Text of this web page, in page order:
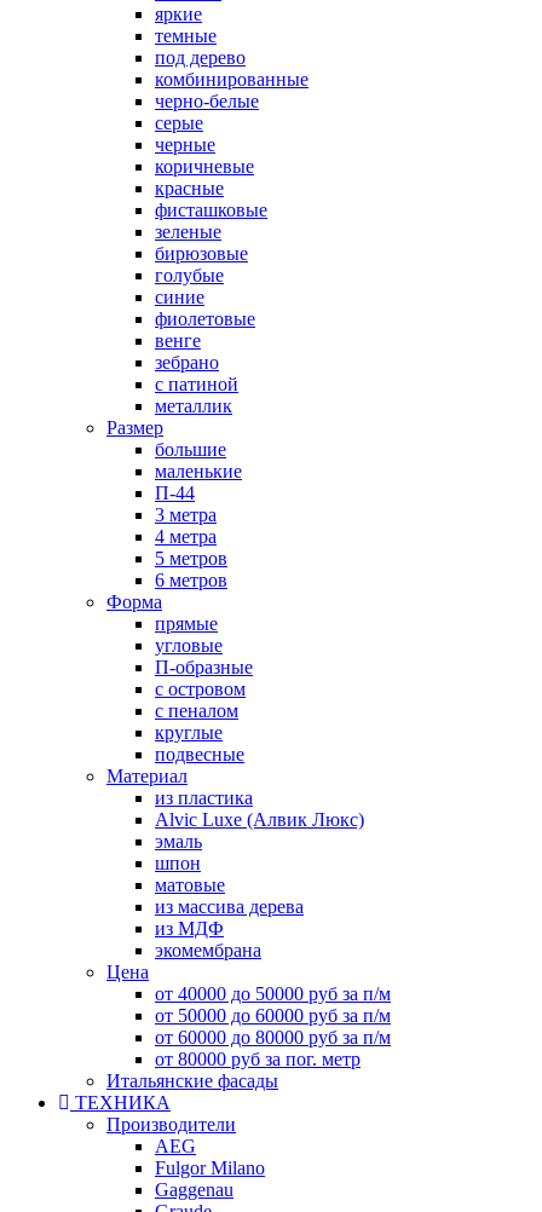
яркие
темные
под дерево
комбинированные
черно-белые
серые
черные
коричневые
красные
фисташковые
зеленые
бирюзовые
голубые
синие
фиолетовые
венге
зебрано
с патиной
металлик
Размер
большие
маленькие
П-44
3 метра
4 метра
5 метров
6 метров
Форма
прямые
угловые
П-образные
с островом
с пеналом
круглые
подвесные
Материал
из пластика
Alvic Luxe (Алвик Люкс)
эмаль
шпон
матовые
из массива дерева
из МДФ
экомембрана
Цена
от 40000 до 50000 руб за п/м
от 50000 до 60000 руб за п/м
от 60000 до 80000 руб за п/м
от 80000 руб за пог. метр
Итальянские фасады
ТЕХНИКА
Производители
AEG
Fulgor Milano
Gaggenau